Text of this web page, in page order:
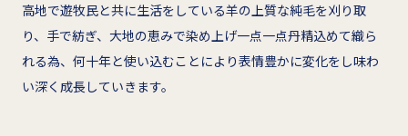
高地で遊牧民と共に生活をしている羊の上質な純毛を刈り取
り、手で紡ぎ、大地の恵みで染め上げ一点一点丹精込めて織ら
れる為、何十年と使い込むことにより表情豊かに変化をし味わ
い深く成長していきます。